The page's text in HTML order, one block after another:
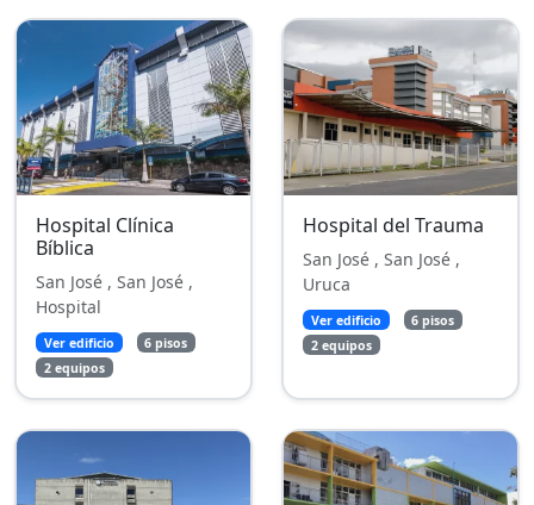
Hospital Clínica
Bíblica
San José , San José ,
Hospital
Ver edificio
6 pisos
2 equipos
Hospital del Trauma
San José , San José ,
Uruca
Ver edificio
6 pisos
2 equipos